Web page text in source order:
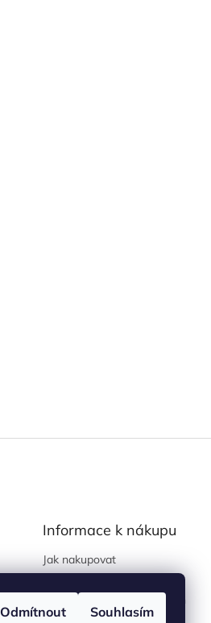
Odmítnout Souhlasím
Informace k nákupu
Jak nakupovat
Podmínky ochrany osobních
údajů